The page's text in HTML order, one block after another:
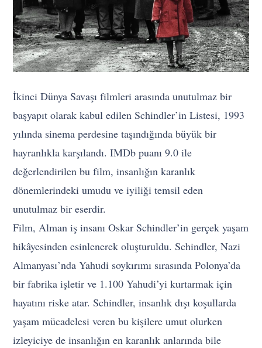
İkinci Dünya Savaşı filmleri arasında unutulmaz bir
başyapıt olarak kabul edilen Schindler’in Listesi, 1993
yılında sinema perdesine taşındığında büyük bir
hayranlıkla karşılandı. IMDb puanı 9.0 ile
değerlendirilen bu film, insanlığın karanlık
dönemlerindeki umudu ve iyiliği temsil eden
unutulmaz bir eserdir.
Film, Alman iş insanı Oskar Schindler’in gerçek yaşam
hikâyesinden esinlenerek oluşturuldu. Schindler, Nazi
Almanyası’nda Yahudi soykırımı sırasında Polonya’da
bir fabrika işletir ve 1.100 Yahudi’yi kurtarmak için
hayatını riske atar. Schindler, insanlık dışı koşullarda
yaşam mücadelesi veren bu kişilere umut olurken
izleyiciye de insanlığın en karanlık anlarında bile